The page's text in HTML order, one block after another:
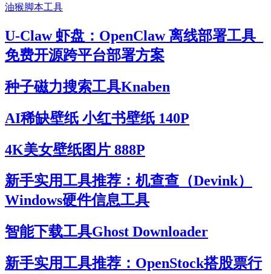
油猴脚本工具
U-Claw 虾盘：OpenClaw 离线部署工具_
免费开源跨平台部署方案
种子磁力搜索工具Knaben
AI稀缺壁纸 小红书壁纸 140P
4K美女壁纸图片 888P
新手实用工具推荐：机查查（Devink）
Windows硬件信息工具
智能下载工具Ghost Downloader
新手实用工具推荐：OpenStock搭股票行